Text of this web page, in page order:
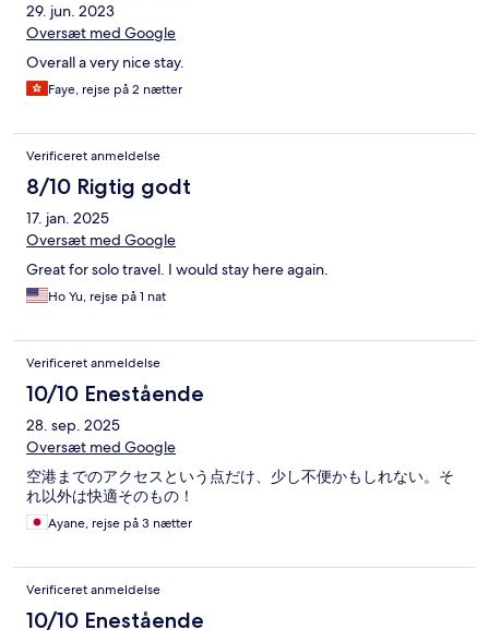
29. jun. 2023
Oversæt med Google
Overall a very nice stay.
Faye, rejse på 2 nætter
Verificeret anmeldelse
8/10 Rigtig godt
17. jan. 2025
Oversæt med Google
Great for solo travel. I would stay here again.
Ho Yu, rejse på 1 nat
Verificeret anmeldelse
10/10 Enestående
28. sep. 2025
Oversæt med Google
空港までのアクセスという点だけ、少し不便かもしれない。そ
れ以外は快適そのもの！
Ayane, rejse på 3 nætter
Verificeret anmeldelse
10/10 Enestående